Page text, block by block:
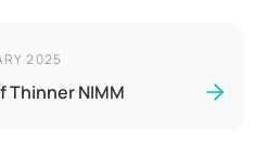
2025
Thinner NIMM